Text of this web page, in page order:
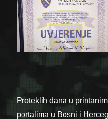
Proteklih dana u
portalima u Bosni i